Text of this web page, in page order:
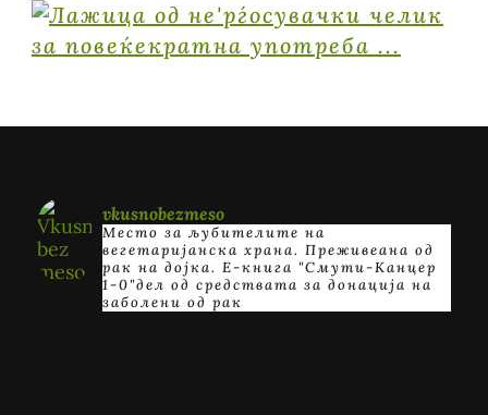
vkusnobezmeso
Место за љубителите на
вегетаријанска храна. Преживеана од
рак на дојка. E-книга "Смути-Канцер
1-0"дел од средствата за донација на
заболени од рак